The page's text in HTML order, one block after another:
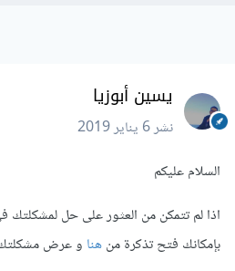
يسين أبوزيا
نشر6 يناير 2019
السلام عليكم
اذا لم تتمكن من العثور على حل لمشكلتك
بإمكانك فتح تذكرة منهناو عرض مشكلتك